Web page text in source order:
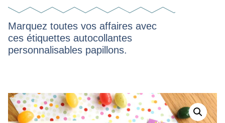
Marquez toutes vos affaires avec
ces étiquettes autocollantes
personnalisables papillons.